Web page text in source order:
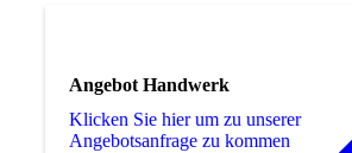
Angebot Handwerk
Klicken Sie hier um zu unserer
An­ge­bots­an­fra­ge zu kommen